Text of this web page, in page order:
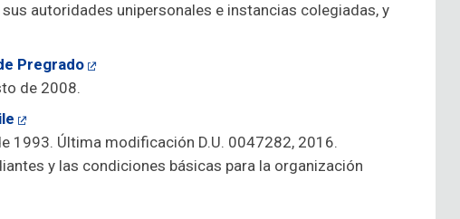
autoridades unipersonales e instancias colegiadas, y
Pregrado
de 2008.
1993. Última modificación D.U. 0047282, 2016.
y las condiciones básicas para la organización